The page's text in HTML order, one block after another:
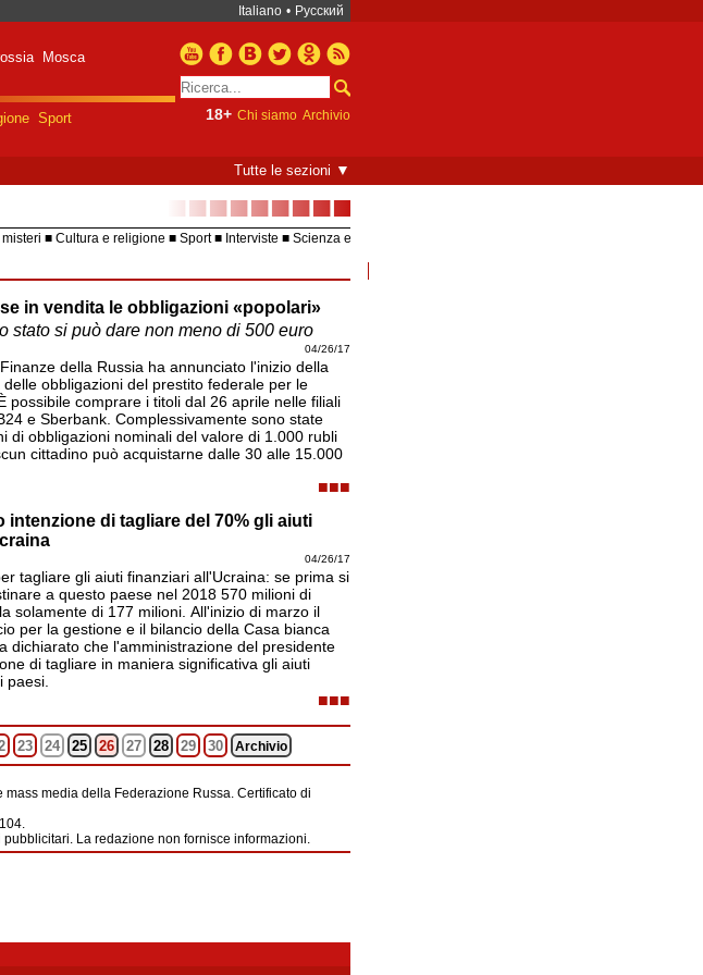
Italiano • Русский
Mosca
Sport
18+ Chi siamo Archivio
Tutte le sezioni ▼
■■■■■■■■■
Cultura e religione Sport Interviste
Scienza e
in vendita le obbligazioni «popolari»
stato si può dare non meno di 500 euro
04/26/17
della Russia ha annunciato l'inizio della
obbligazioni del prestito federale per le
possibile comprare i titoli dal 26 aprile nelle filiali
e Sberbank. Complessivamente sono state
di obbligazioni nominali del valore di 1.000 rubli
cittadino può acquistarne dalle 30 alle 15.000
■■■
intenzione di tagliare del 70% gli aiuti
04/26/17
tagliare gli aiuti finanziari all'Ucraina: se prima si
a questo paese nel 2018 570 milioni di
solamente di 177 milioni. All'inizio di marzo il
per la gestione e il bilancio della Casa bianca
dichiarato che l'amministrazione del presidente
di tagliare in maniera significativa gli aiuti
paesi.
■■■
23 24 25 26 27 28 29 30 Archivio
media della Federazione Russa. Certificato di
La redazione non fornisce informazioni.